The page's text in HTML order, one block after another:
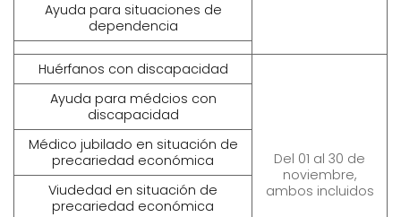
Ayuda para situaciones de
dependencia
Huérfanos con discapacidad
Del 01 al 30 de
noviembre,
ambos incluidos
Ayuda para médcios con
discapacidad
Médico jubilado en situación de
precariedad económica
Viudedad en situación de
precariedad económica